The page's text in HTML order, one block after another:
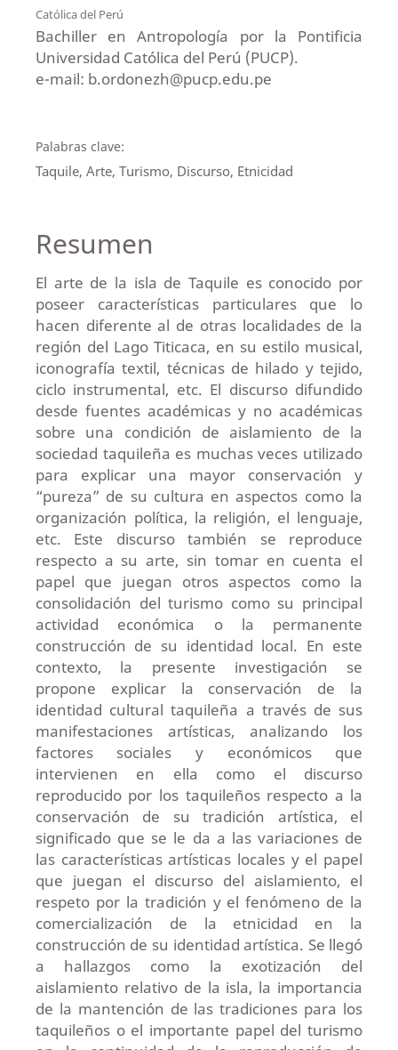
Católica del Perú
Bachiller en Antropología por la Pontificia
Universidad Católica del Perú (PUCP).
e-mail: b.ordonezh@pucp.edu.pe
Palabras clave:
Taquile, Arte, Turismo, Discurso, Etnicidad
Resumen
El arte de la isla de Taquile es conocido por
poseer características particulares que lo
hacen diferente al de otras localidades de la
región del Lago Titicaca, en su estilo musical,
iconografía textil, técnicas de hilado y tejido,
ciclo instrumental, etc. El discurso difundido
desde fuentes académicas y no académicas
sobre una condición de aislamiento de la
sociedad taquileña es muchas veces utilizado
para explicar una mayor conservación y
“pureza” de su cultura en aspectos como la
organización política, la religión, el lenguaje,
etc. Este discurso también se reproduce
respecto a su arte, sin tomar en cuenta el
papel que juegan otros aspectos como la
consolidación del turismo como su principal
actividad económica o la permanente
construcción de su identidad local. En este
contexto, la presente investigación se
propone explicar la conservación de la
identidad cultural taquileña a través de sus
manifestaciones artísticas, analizando los
factores sociales y económicos que
intervienen en ella como el discurso
reproducido por los taquileños respecto a la
conservación de su tradición artística, el
significado que se le da a las variaciones de
las características artísticas locales y el papel
que juegan el discurso del aislamiento, el
respeto por la tradición y el fenómeno de la
comercialización de la etnicidad en la
construcción de su identidad artística. Se llegó
a hallazgos como la exotización del
aislamiento relativo de la isla, la importancia
de la mantención de las tradiciones para los
taquileños o el importante papel del turismo